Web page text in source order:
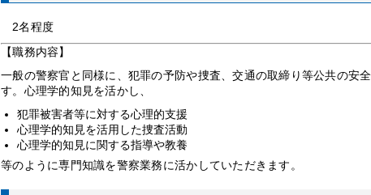
2名程度
【職務内容】
一般の警察官と同様に、犯罪の予防や捜査、交通の取締り等公共の安
す。心理学的知見を活かし、
犯罪被害者等に対する心理的支援
心理学的知見を活用した捜査活動
心理学的知見に関する指導や教養
等のように専門知識を警察業務に活かしていただきます。